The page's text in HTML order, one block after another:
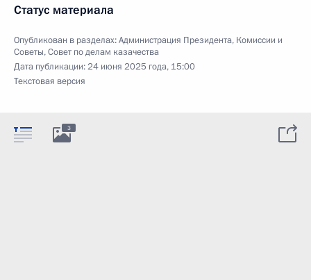
Статус материала
Опубликован в разделах:Администрация Президента, Комиссии и
Советы,Совет по делам казачества
Дата публикации:24 июня 2025 года, 15:00
Текстовая версия
3